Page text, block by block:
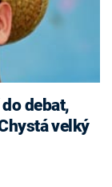
debat,
velký